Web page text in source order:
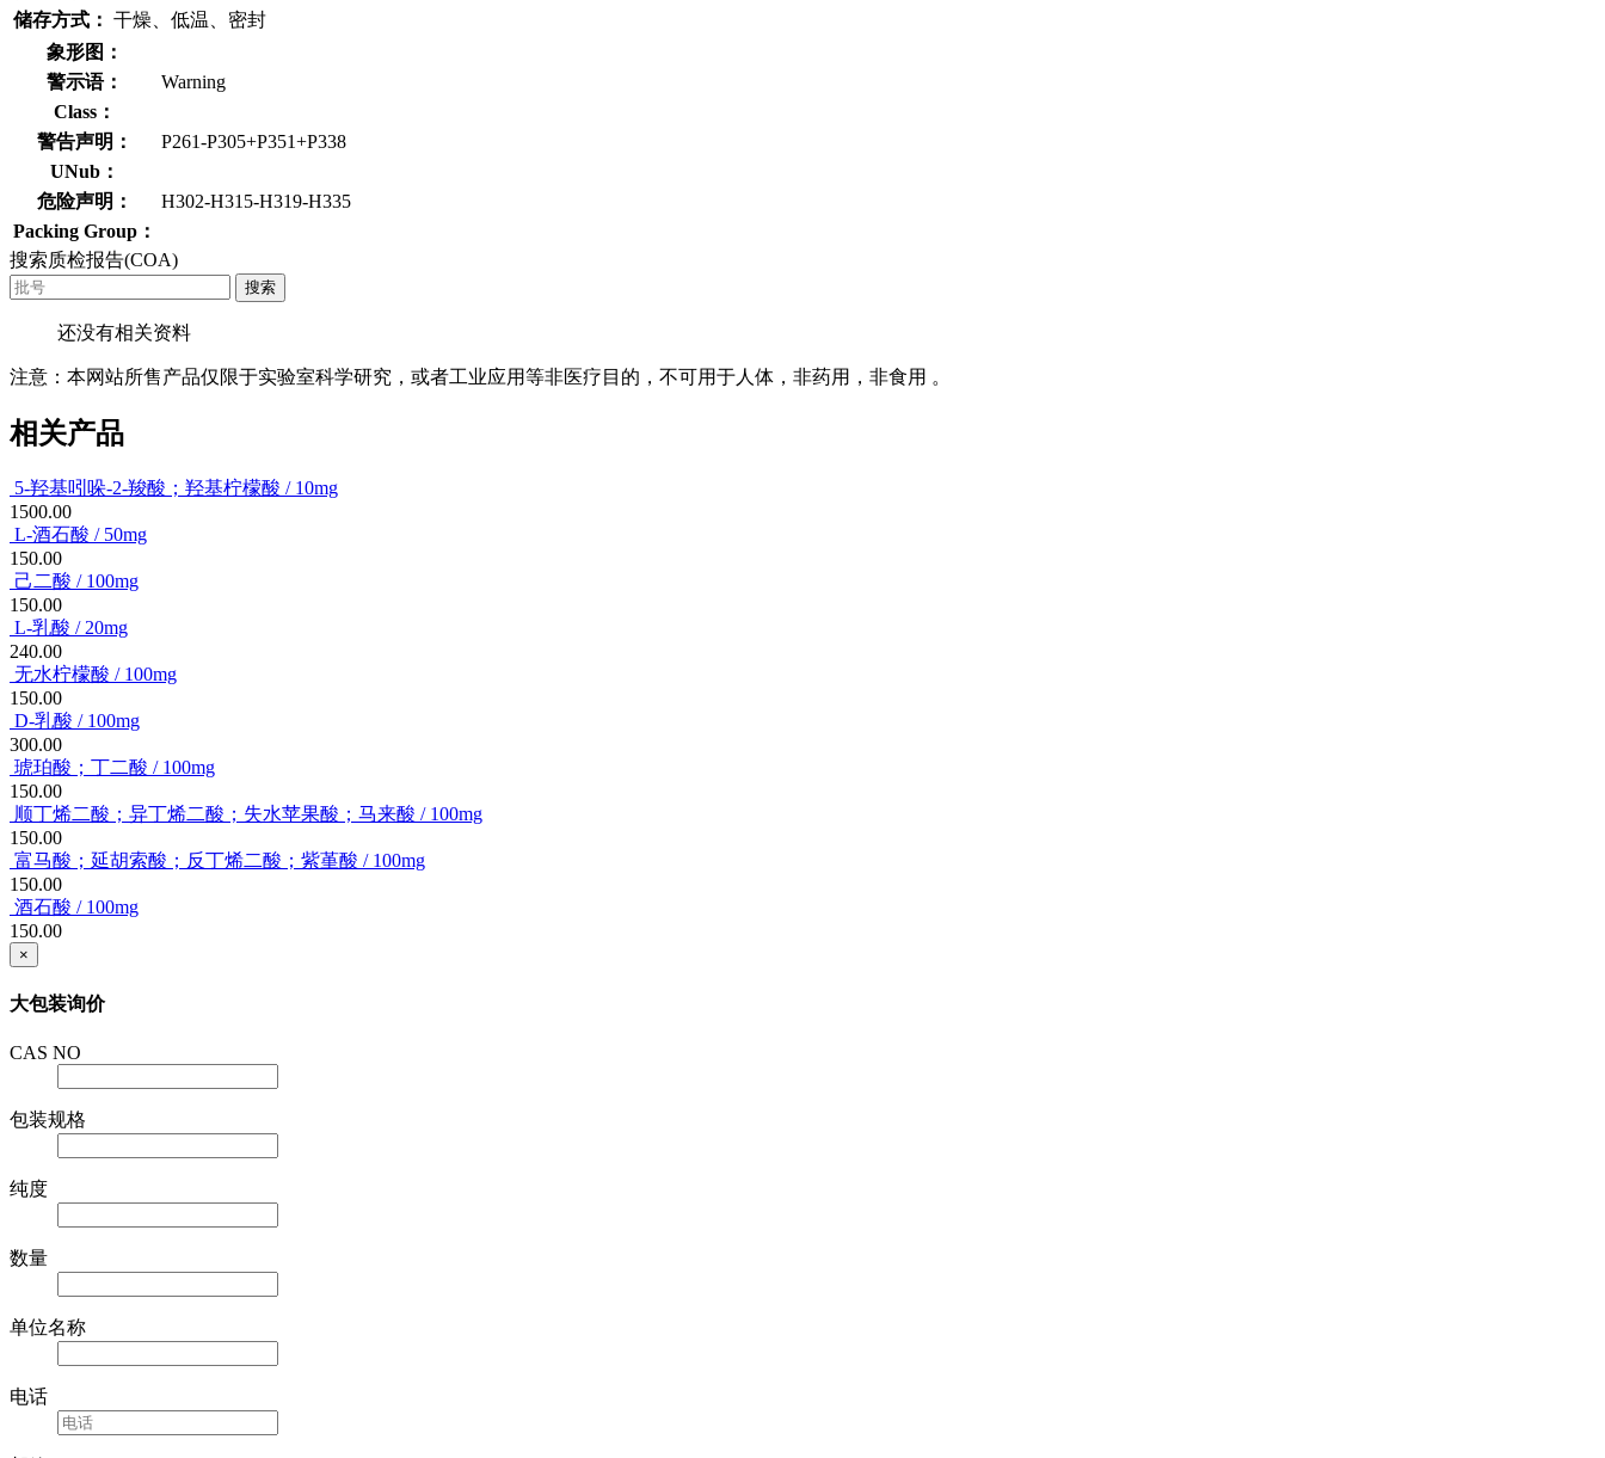
储存方式： 干燥、低温、密封
象形图：
警示语：
Warning
Class：
警告声明：
P261-P305+P351+P338
UNub：
危险声明：
H302-H315-H319-H335
Packing Group：
搜索质检报告(COA)
搜索
还没有相关资料
注意：本网站所售产品仅限于实验室科学研究，或者工业应用等非医疗目的，不可用于人体，非药用，非食用 。
相关产品
5-羟基吲哚-2-羧酸；羟基柠檬酸 / 10mg
1500.00
L-酒石酸 / 50mg
150.00
己二酸 / 100mg
150.00
L-乳酸 / 20mg
240.00
无水柠檬酸 / 100mg
150.00
D-乳酸 / 100mg
300.00
琥珀酸；丁二酸 / 100mg
150.00
顺丁烯二酸；异丁烯二酸；失水苹果酸；马来酸 / 100mg
150.00
富马酸；延胡索酸；反丁烯二酸；紫堇酸 / 100mg
150.00
酒石酸 / 100mg
150.00
×
大包装询价
CAS NO
包装规格
纯度
数量
单位名称
电话